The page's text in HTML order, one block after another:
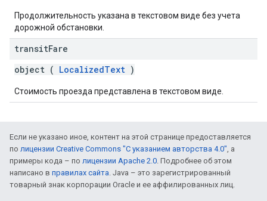
Продолжительность указана в текстовом виде без учета
дорожной обстановки.
transitFare
object ( LocalizedText )
Стоимость проезда представлена ​​в текстовом виде.
Если не указано иное, контент на этой странице предоставляется
по лицензии Creative Commons "С указанием авторства 4.0", а
примеры кода – по лицензии Apache 2.0. Подробнее об этом
написано в правилах сайта. Java – это зарегистрированный
товарный знак корпорации Oracle и ее аффилированных лиц.